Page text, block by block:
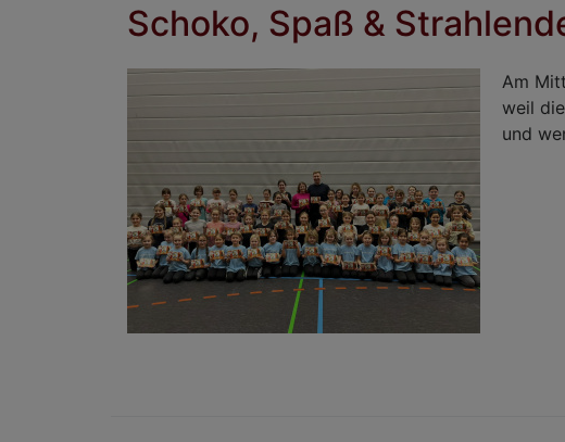
Schoko, Spaß &
Am
weil
und